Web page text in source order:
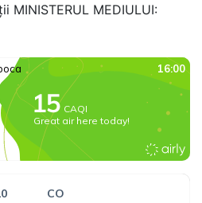
MINISTERUL MEDIULUI: